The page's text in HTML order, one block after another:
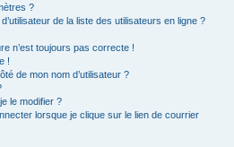
?
de la liste des utilisateurs en ligne ?
n’est toujours pas correcte !
!
de mon nom d’utilisateur ?
le modifier ?
lorsque je clique sur le lien de courrier